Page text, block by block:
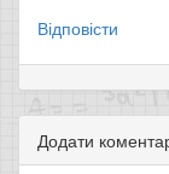
Відповісти
Додати